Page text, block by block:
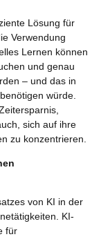
Lösung für
Verwendung
Lernen können
und genau
– und das in
würde.
sich auf ihre
zu konzentrieren.
von KI in der
KI-
für